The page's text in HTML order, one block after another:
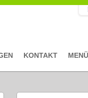
KONTAKT MENÜ